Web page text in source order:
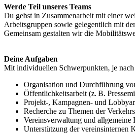
Werde Teil unseres Teams
Du gehst in Zusammenarbeit mit einer
Arbeitsgruppen sowie gelegentlich mit
Gemeinsam gestalten wir die
Deine Aufgaben
Mit individuellen Schwerpunkten, je
Organisation und Durchführung
Öffentlichkeitsarbeit (z. B.
Projekt-, Kampagnen- und
Recherche zu Themen der
Vereinsverwaltung und allgemeine
Unterstützung der vereinsinternen